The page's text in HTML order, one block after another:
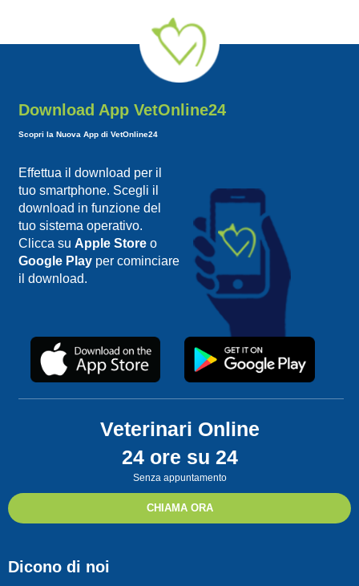
Download App VetOnline24
Scopri la Nuova App di VetOnline24
Effettua il download per il
tuo smartphone. Scegli il
download in funzione del
tuo sistema operativo.
Clicca su Apple Storeo
Google Playper cominciare
il download.
Veterinari Online
24 ore su 24
Senza appuntamento
CHIAMA ORA
Dicono di noi